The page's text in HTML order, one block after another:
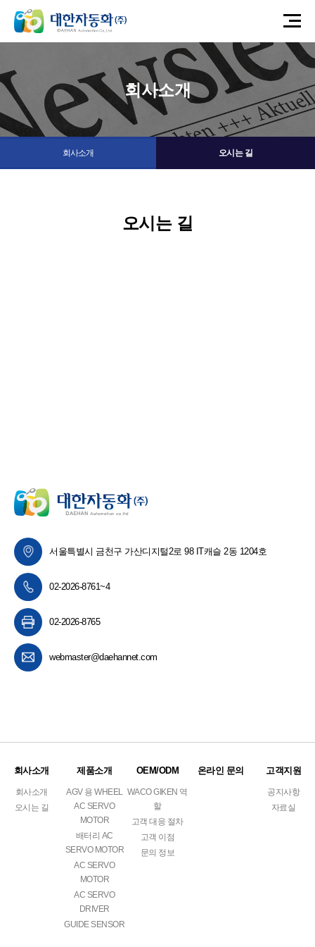
회사소개
회사소개 오시는 길
오시는 길
서울특별시 금천구 가산디지털2로 98 IT캐슬 2동 1204호
02-2026-8761~4
02-2026-8765
webmaster@daehannet.com​​
회사소개
회사소개
오시는 길
제품소개
AGV 용 WHEEL
AC SERVO
MOTOR
배터리 AC
SERVO MOTOR
AC SERVO
MOTOR
AC SERVO
DRIVER
GUIDE SENSOR
OEM/ODM
WACO GIKEN 역
할
고객 대응 절차
고객 이점
문의 정보
온라인 문의 고객지원
공지사항
자료실